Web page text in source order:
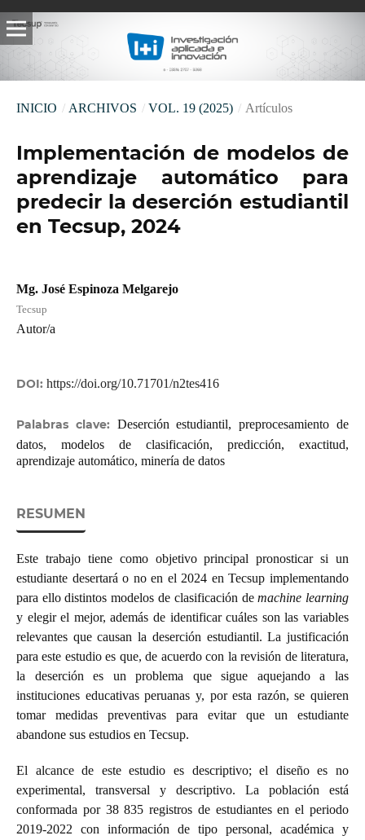
INICIO / ARCHIVOS / VOL. 19 (2025) / Artículos
Implementación de modelos de
aprendizaje automático para
predecir la deserción estudiantil
en Tecsup, 2024
Mg. José Espinoza Melgarejo
Tecsup
Autor/a
DOI: https://doi.org/10.71701/n2tes416
Palabras clave: Deserción estudiantil, preprocesamiento de
datos, modelos de clasificación, predicción, exactitud,
aprendizaje automático, minería de datos
RESUMEN
Este trabajo tiene como objetivo principal pronosticar si un
estudiante desertará o no en el 2024 en Tecsup implementando
para ello distintos modelos de clasificación demachine learning
y elegir el mejor, además de identificar cuáles son las variables
relevantes que causan la deserción estudiantil. La justificación
para este estudio es que, de acuerdo con la revisión de literatura,
la deserción es un problema que sigue aquejando a las
instituciones educativas peruanas y, por esta razón, se quieren
tomar medidas preventivas para evitar que un estudiante
abandone sus estudios en Tecsup.
El alcance de este estudio es descriptivo; el diseño es no
experimental, transversal y descriptivo. La población está
conformada por 38 835 registros de estudiantes en el periodo
2019-2022 con información de tipo personal, académica y